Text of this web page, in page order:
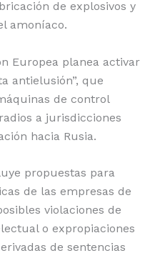
de explosivos y
amoníaco.
Europea planea activar
antielusión”, que
de control
a jurisdicciones
hacia Rusia.
propuestas para
de las empresas de
violaciones de
o expropiaciones
de sentencias